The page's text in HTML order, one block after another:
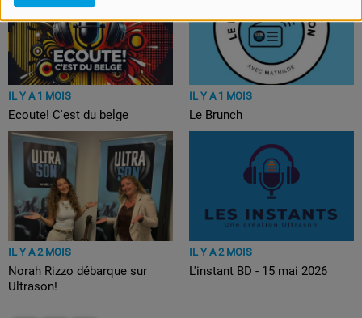
IL Y A 1 MOIS
Ecoute! C'est du belge
IL Y A 1 MOIS
Le Brunch
IL Y A 2 MOIS
Norah Rizzo débarque sur
Ultrason!
IL Y A 2 MOIS
L'instant BD - 15 mai 2026